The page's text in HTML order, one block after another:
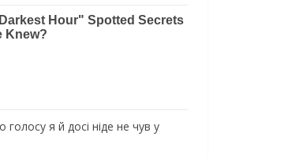
я й досі ніде не чув у